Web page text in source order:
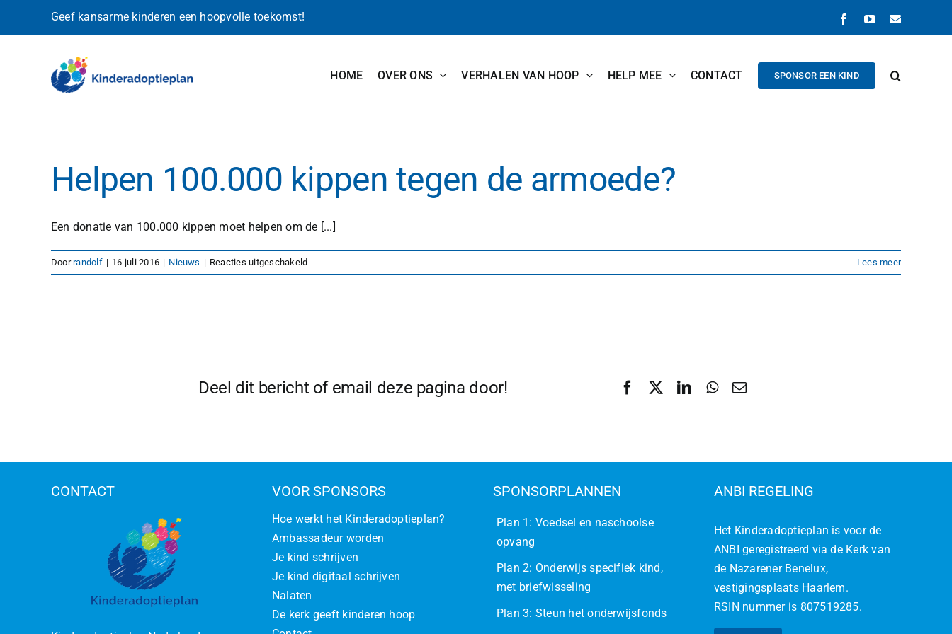
Geef kansarme kinderen een hoopvolle toekomst! FacebookYouTube
E-
HOME OVER ONS VERHALEN VAN HOOP HELP MEE CONTACT SPONSOR EEN KIND
Helpen 100.000 kippen tegen de armoede?
Een donatie van 100.000 kippen moet helpen om de [...]
Doorrandolf | 16 juli 2016 | Nieuws | Reacties uitgeschakeldvoor
Helpen
Lees meer
Deel dit bericht of email deze pagina door!
CONTACT VOOR SPONSORS
Hoe werkt het Kinderadoptieplan?
Ambassadeur worden
Je kind schrijven
Je kind digitaal schrijven
Nalaten
De kerk geeft kinderen hoop
SPONSORPLANNEN
Plan 1: Voedsel en naschoolse
opvang
Plan 2: Onderwijs specifiek kind,
met briefwisseling
Plan 3: Steun het onderwijsfonds
ANBI REGELING
Het Kinderadoptieplan is voor de
ANBI geregistreerd via de Kerk van
de Nazarener Benelux,
vestigingsplaats Haarlem.
RSIN nummer is 807519285.